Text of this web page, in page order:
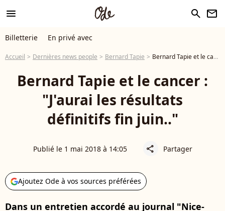
menu search newsletter
Billetterie En privé avec
Accueil Dernières news people Bernard Tapie Bernard Tapie et le cancer : "J'aurai les résultats définitifs fin juin.."
Bernard Tapie et le cancer :
"J'aurai les résultats
définitifs fin juin.."
Publié le 1 mai 2018 à 14:05 share Partager
Ajoutez Ode à vos sources préférées
Dans un entretien accordé au journal "Nice-